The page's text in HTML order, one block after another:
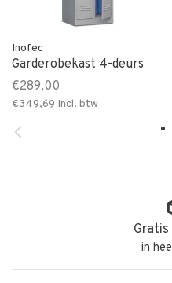
Inofec
Garderobekast 4-deurs
€289,00
€349,69 Incl. btw
in